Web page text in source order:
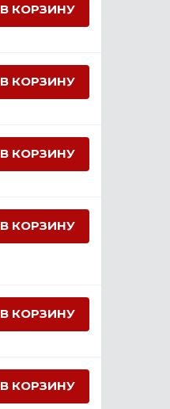
В КОРЗИНУ
В КОРЗИНУ
В КОРЗИНУ
В КОРЗИНУ
В КОРЗИНУ
В КОРЗИНУ